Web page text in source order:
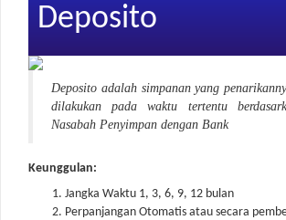
Deposito
Deposito adalah simpanan yang
dilakukan pada waktu tertentu
Nasabah Penyimpan dengan Bank
Keunggulan:
Jangka Waktu 1, 3, 6, 9, 12 bulan
Perpanjangan Otomatis atau secara